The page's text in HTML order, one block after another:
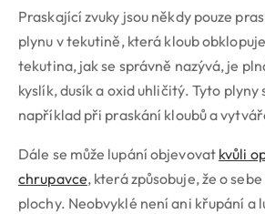
Praskající zvuky jsou někdy pouze
plynu v tekutině, která kloub
tekutina, jak se správně nazývá, je
kyslík, dusík a oxid uhličitý. Tyto plyny
například při praskání kloubů a
Dále se může lupání objevovat kvůli
chrupavce, která způsobuje, že o
plochy. Neobvyklé není ani křupání a